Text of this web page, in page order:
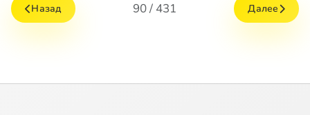
Назад 90 / 431 Далее